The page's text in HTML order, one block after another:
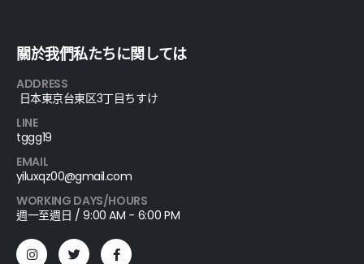
關於我們私たちに関しては
ADDRESS
日本東京台東区3丁目ちすけ
LINE
tggg19
EMAIL
yiluxqz00@gmail.com
WORKING DAYS/HOURS
週一至週日 / 9:00 AM - 6:00 PM